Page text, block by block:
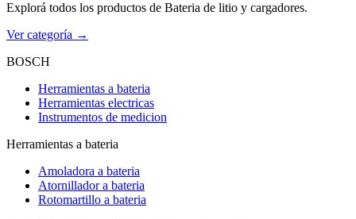
Explorá todos los productos de Bateria de litio y cargadores.
Ver categoría →
BOSCH
Herramientas a bateria
Herramientas electricas
Instrumentos de medicion
Herramientas a bateria
Amoladora a bateria
Atornillador a bateria
Rotomartillo a bateria